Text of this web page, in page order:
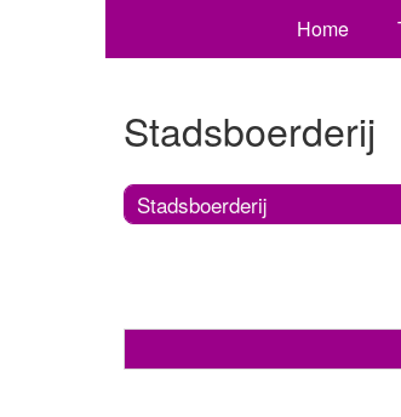
Home
Stadsboerderij
Stadsboerderij